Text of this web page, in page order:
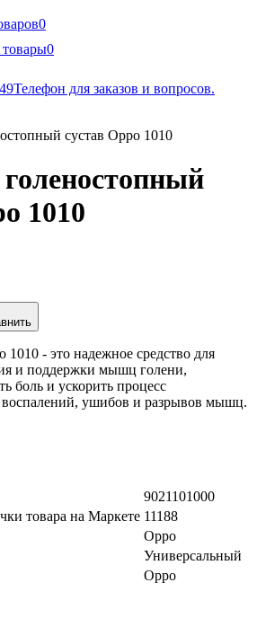
0
0
Телефон для заказов и вопросов.
сустав Oppo 1010
1010
1010 - это надежное средство для
и поддержки мышц голени,
боль и ускорить процесс
воспалений, ушибов и разрывов мышц.
9021101000
товара на Маркете 11188
Oppo
Универсальный
Oppo